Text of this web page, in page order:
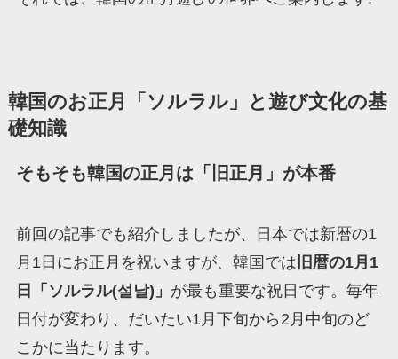
韓国のお正月「ソルラル」と遊び文化の基
礎知識
そもそも韓国の正月は「旧正月」が本番
前回の記事でも紹介しましたが、日本では新暦の1
月1日にお正月を祝いますが、韓国では 旧暦の1月1
日「ソルラル(설날)」 が最も重要な祝日です。毎年
日付が変わり、だいたい1月下旬から2月中旬のど
こかに当たります。